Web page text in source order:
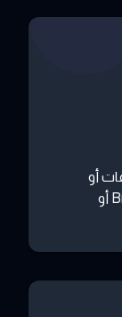
أو
تطبيقات مثل Apple Pay أو Binance Pay أو